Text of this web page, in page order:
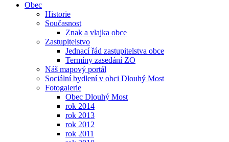
Obec
Historie
Současnost
Znak a vlajka obce
Zastupitelstvo
Jednací řád zastupitelstva obce
Termíny zasedání ZO
Náš mapový portál
Sociální bydlení v obci Dlouhý Most
Fotogalerie
Obec Dlouhý Most
rok 2014
rok 2013
rok 2012
rok 2011